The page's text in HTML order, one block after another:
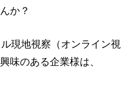
か？
現地視察（オンライン視
味のある企業様は、